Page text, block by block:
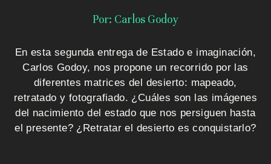
c
i
o
Por: Carlos Godoy
En esta segunda entrega de Estado e imaginación,
Carlos Godoy, nos propone un recorrido por las
diferentes matrices del desierto: mapeado,
retratado y fotografiado. ¿Cuáles son las imágenes
del nacimiento del estado que nos persiguen hasta
el presente? ¿Retratar el desierto es conquistarlo?